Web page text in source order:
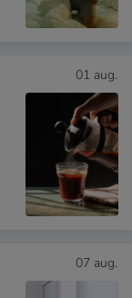
01 aug.
07 aug.